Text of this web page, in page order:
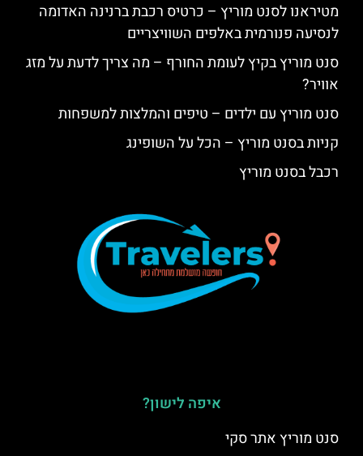
מטיראנו לסנט מוריץ – כרטיס רכבת ברנינה האדומה
לנסיעה פנורמית באלפים השוויצריים
סנט מוריץ בקיץ לעומת החורף – מה צריך לדעת על מזג
אוויר?
סנט מוריץ עם ילדים – טיפים והמלצות למשפחות
קניות בסנט מוריץ – הכל על השופינג
רכבל בסנט מוריץ
איפה לישון?
סנט מוריץ אתר סקי